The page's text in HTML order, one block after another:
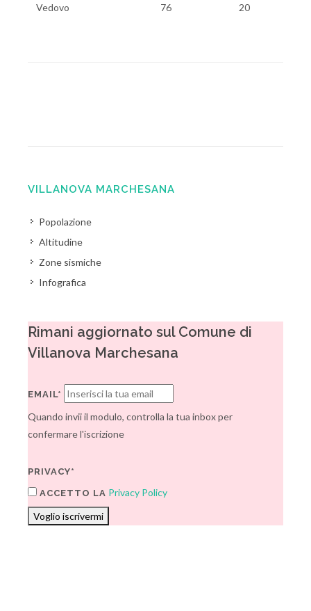
Vedovo 76 20
VILLANOVA MARCHESANA
Popolazione
Altitudine
Zone sismiche
Infografica
Rimani aggiornato sul Comune di
Villanova Marchesana
EMAIL*
Quando invii il modulo, controlla la tua inbox per
confermare l'iscrizione
PRIVACY*
ACCETTO LA Privacy Policy
Voglio iscrivermi